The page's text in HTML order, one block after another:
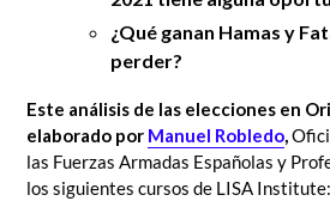
¿Qué ganan Hamas y
perder?
Este análisis de las elecciones en
elaborado por Manuel Robledo,
las Fuerzas Armadas Españolas y
los siguientes cursos de LISA Institute: